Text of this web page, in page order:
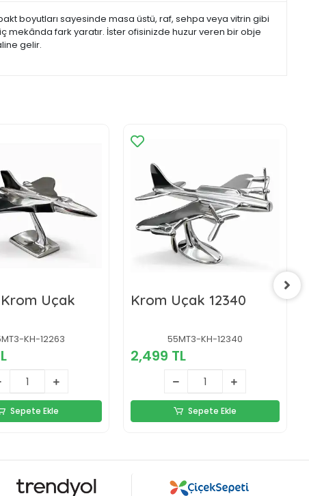
boyutları sayesinde masa üstü, raf, sehpa veya vitrin gibi
mekânda fark yaratır. İster ofisinizde huzur veren bir obje
gelir.
Uçak
KH-12263
Sepete Ekle
Krom Uçak 12340
55MT3-KH-12340
2,499 TL
Sepete Ekle